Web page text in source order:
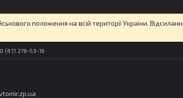
положення на всій території України.
(67) 276-53-16